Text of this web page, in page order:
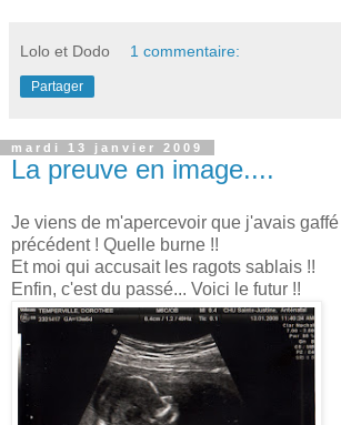
Lolo et Dodo 1 commentaire:
Partager
mardi 13 janvier 2009
La preuve en image....
Je viens de m'apercevoir que j'avais
précédent ! Quelle burne !!
Et moi qui accusait les ragots sablais !!
Enfin, c'est du passé... Voici le futur !!